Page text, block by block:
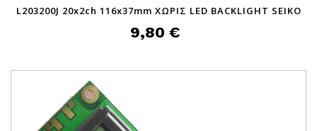
L203200J 20x2ch 116x37mm ΧΩΡΙΣ LED BACKLIGHT SEIKO
9,80 €